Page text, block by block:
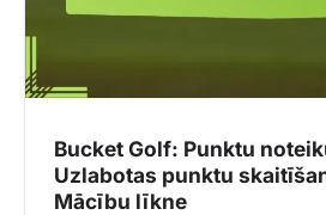
Bucket Golf: Punktu
Uzlabotas punktu
Mācību līkne